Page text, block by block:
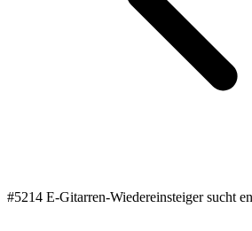
#5214 E‑Gitarren‑Wiedereinsteiger sucht